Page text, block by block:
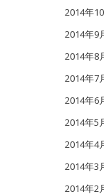
2014年
2014年9
2014年8
2014年7
2014年6
2014年5
2014年4
2014年3
2014年2